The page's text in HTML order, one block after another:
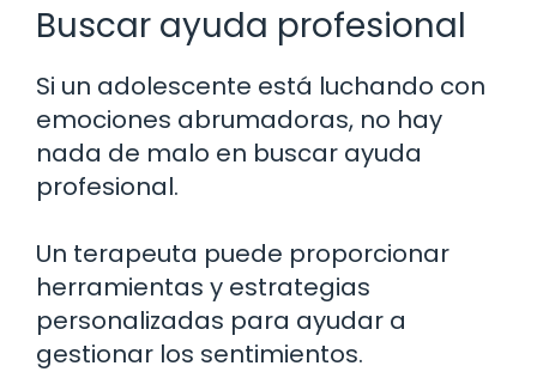
Buscar ayuda profesional
Si un adolescente está luchando con
emociones abrumadoras, no hay
nada de malo en buscar ayuda
profesional.
Un terapeuta puede proporcionar
herramientas y estrategias
personalizadas para ayudar a
gestionar los sentimientos.